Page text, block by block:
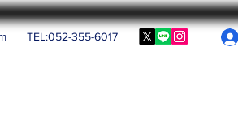
TEL:052-355-6017